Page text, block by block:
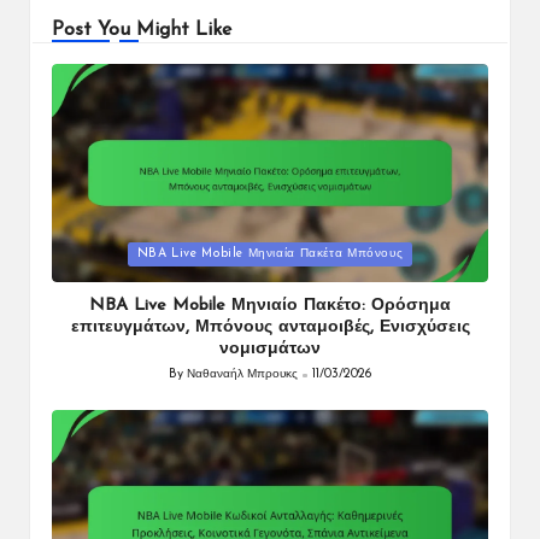
Post You Might Like
in
NBA Live Mobile Μηνιαία Πακέτα Μπόνους
NBA Live Mobile Μηνιαίο Πακέτο: Ορόσημα
επιτευγμάτων, Μπόνους ανταμοιβές, Ενισχύσεις
νομισμάτων
Posted
By Ναθαναήλ Μπρουκς 11/03/2026